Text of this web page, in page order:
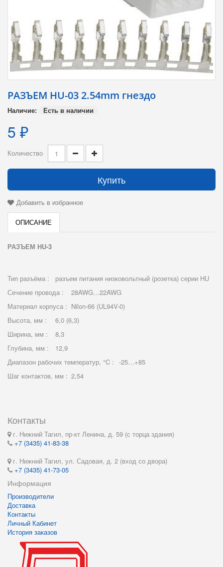
РАЗЪЕМ HU-03 2.54mm гнездо
Наличие: Есть в наличии
5 ₽
Количество
Купить
Добавить в избранное
ОПИСАНИЕ
РАЗЪЕМ HU-3
Тип разъёма :
разъем питания низковольтный (розетка) серии HU
Сечение провода :
28AWG…22AWG
Материал корпуса : Nilon-66 (UL94V-0)
Высота, мм :
6,0 (6,3)
Ширина, мм :
8,3
Глубина, мм :
12,9
Диапазон рабочих температур, °C : -25…+85
Шаг контактов, мм : 2,54
Контакты
г. Нижний Тагил, пр-кт Ленина, д. 59 (с торца здания)
+7 (3435) 41-83-38
г. Нижний Тагил, ул. Садовая, д. 2 (вход со двора)
+7 (3435) 41-73-05
Информация
Производители
Доставка
Контакты
Личный Кабинет
История заказов